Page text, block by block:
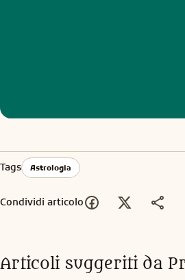
Tags Astrologia
Condividi articolo
Articoli suggeriti da